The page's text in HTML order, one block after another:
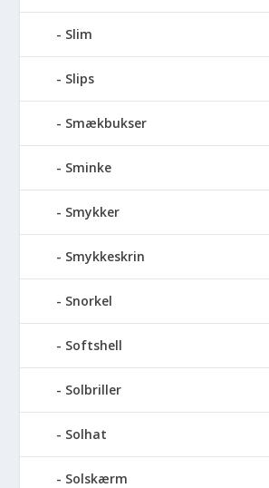
Slim
Slips
Smækbukser
Sminke
Smykker
Smykkeskrin
Snorkel
Softshell
Solbriller
Solhat
Solskærm